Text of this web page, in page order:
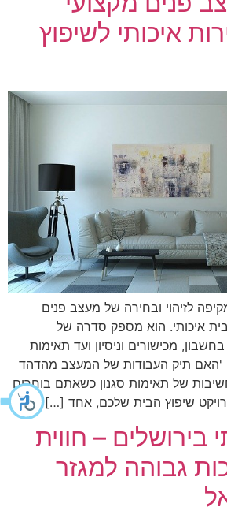
איכותי לשיפוץ
לזיהוי ובחירה של מעצב פנים
בית איכותי. הוא מספק סדרה של
מכישורים וניסיון ועד תאימות
ותכנון תקציב. 1. 'האם תיק העבודות של המעצב מהדהד
של תאימות סגנון כשאתם בוחרים
שיפוץ הבית שלכם, אחד […]
בירושלים – חווית
גבוהה למגזר